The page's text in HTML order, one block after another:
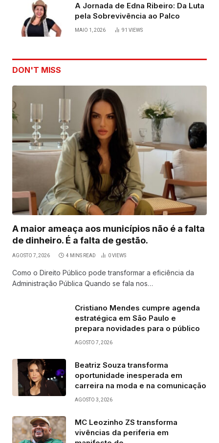
A Jornada de Edna Ribeiro: Da Luta
pela Sobrevivência ao Palco
MAIO 1, 2026 91 VIEWS
DON'T MISS
A maior ameaça aos municípios não é a falta
de dinheiro. É a falta de gestão.
AGOSTO 7, 2026 4 MINS READ 0VIEWS
Como o Direito Público pode transformar a eficiência da
Administração Pública Quando se fala nos…
Cristiano Mendes cumpre agenda
estratégica em São Paulo e
prepara novidades para o público
AGOSTO 7, 2026
Beatriz Souza transforma
oportunidade inesperada em
carreira na moda e na comunicação
AGOSTO 3, 2026
MC Leozinho ZS transforma
vivências da periferia em